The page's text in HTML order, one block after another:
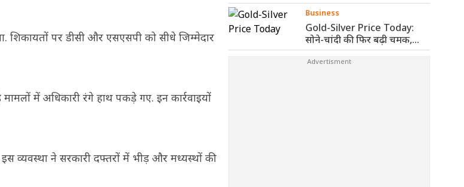
शिकायतों पर डीसी और एसएसपी को सीधे जिम्मेदार
में अधिकारी रंगे हाथ पकड़े गए. इन कार्रवाइयों
व्यवस्था ने सरकारी दफ्तरों में भीड़ और मध्यस्थों की
Business
Gold-Silver Price Today:
सोने-चांदी की फिर बढ़ी चमक,
जानिए आज ..